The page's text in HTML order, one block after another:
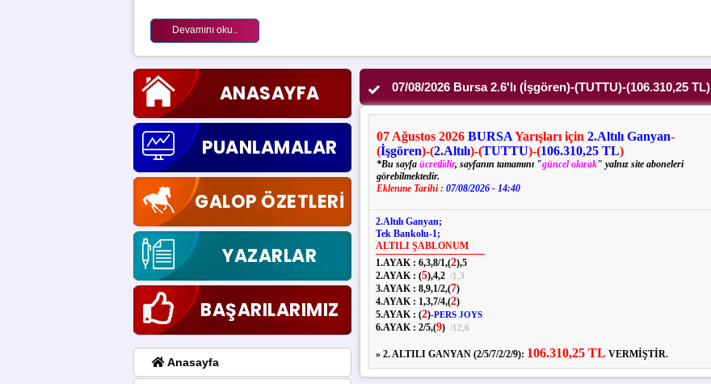
Devamını oku..
ANASAYFA
PUANLAMALAR
GALOP ÖZETLERİ
YAZARLAR
BAŞARILARIMIZ
Anasayfa
07/08/2026 Bursa 2.6'lı (İşgören)-(TUTTU)-(106.310,25 TL)
07 Ağustos2026 BURSAYarışları için 2.Altılı Ganyan-
(İşgören)-(2.Altılı)-(TUTTU)-(106.310,25 TL)
*Bu sayfa ücretlidir, sayfanın tamamını "güncel olarak" yalnız site aboneleri
görebilmektedir.
Eklenme Tarihi : 07/08/2026 - 14:40
2.Altılı Ganyan;
Tek Bankolu-1;
ALTILI ŞABLONUM
1.AYAK : 6,3,8/1,(2),5
2.AYAK : (5),4,2/1, 3
3.AYAK : 8,9,1/2,(7)
4.AYAK : 1,3,7/4,(2)
5.AYAK : (2)-PERS JOYS
6.AYAK : 2/5,(9)/12, 6
» 2. ALTILI GANYAN (2/5/7/2/2/9): 106.310,25 TL VERMİŞTİR.